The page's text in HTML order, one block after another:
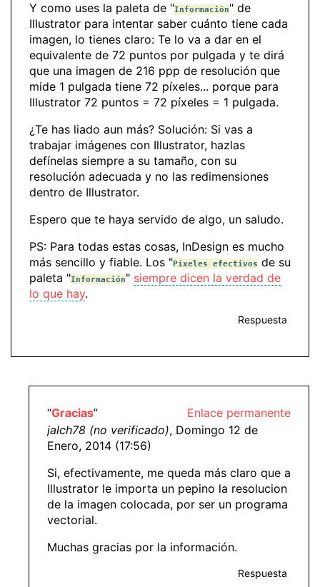
Y como uses la paleta de "Información" de
Illustrator para intentar saber cuánto tiene cada
imagen, lo tienes claro: Te lo va a dar en el
equivalente de 72 puntos por pulgada y te dirá
que una imagen de 216 ppp de resolución que
mide 1 pulgada tiene 72 píxeles... porque para
Illustrator 72 puntos = 72 píxeles = 1 pulgada.
¿Te has liado aun más? Solución: Si vas a
trabajar imágenes con Illustrator, hazlas
defínelas siempre a su tamaño, con su
resolución adecuada y no las redimensiones
dentro de Illustrator.
Espero que te haya servido de algo, un saludo.
PS: Para todas estas cosas, InDesign es mucho
más sencillo y fiable. Los "Píxeles efectivos de su
paleta "Información" siempre dicen la verdad de
lo que hay.
Respuesta
Enlace permanente
“Gracias”
jalch78 (no verificado), Domingo 12 de
Enero, 2014 (17:56)
Si, efectivamente, me queda más claro que a
Illustrator le importa un pepino la resolucion
de la imagen colocada, por ser un programa
vectorial.
Muchas gracias por la información.
Respuesta